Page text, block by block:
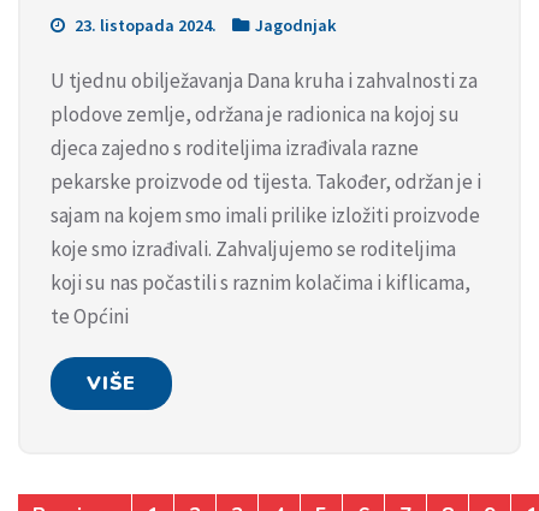
23. listopada 2024. Jagodnjak
U tjednu obilježavanja Dana kruha i zahvalnosti za
plodove zemlje, održana je radionica na kojoj su
djeca zajedno s roditeljima izrađivala razne
pekarske proizvode od tijesta. Također, održan je i
sajam na kojem smo imali prilike izložiti proizvode
koje smo izrađivali. Zahvaljujemo se roditeljima
koji su nas počastili s raznim kolačima i kiflicama,
te Općini
VIŠE